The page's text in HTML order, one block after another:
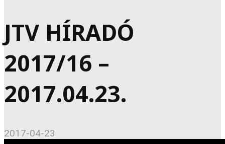
JTV HÍRADÓ
2017/16 –
2017.04.23.
2017-04-23